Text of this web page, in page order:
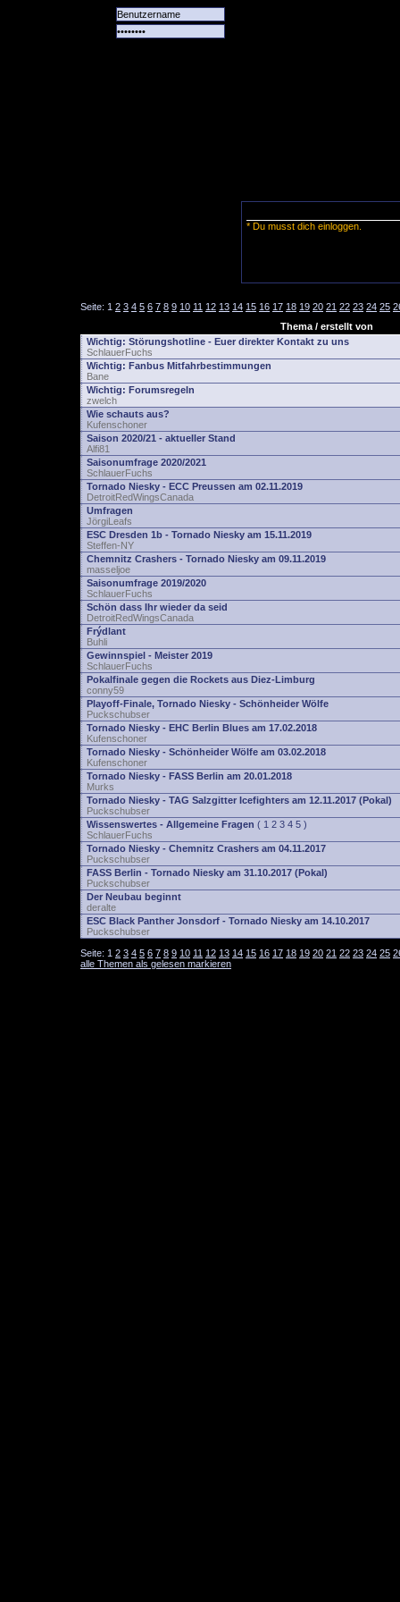
* Du musst dich einloggen.
Seite: 1 2 3 4 5 6 7 8 9 10 11 12 13 14 15 16 17 18 19 20 21 22 23 24 25
Thema / erstellt von
Wichtig: Störungshotline - Euer direkter Kontakt zu uns
SchlauerFuchs
Wichtig: Fanbus Mitfahrbestimmungen
Bane
Wichtig: Forumsregeln
zwelch
Wie schauts aus?
Kufenschoner
Saison 2020/21 - aktueller Stand
Alfi81
Saisonumfrage 2020/2021
SchlauerFuchs
Tornado Niesky - ECC Preussen am 02.11.2019
DetroitRedWingsCanada
Umfragen
JörgiLeafs
ESC Dresden 1b - Tornado Niesky am 15.11.2019
Steffen-NY
Chemnitz Crashers - Tornado Niesky am 09.11.2019
masseljoe
Saisonumfrage 2019/2020
SchlauerFuchs
Schön dass Ihr wieder da seid
DetroitRedWingsCanada
Frýdlant
Buhli
Gewinnspiel - Meister 2019
SchlauerFuchs
Pokalfinale gegen die Rockets aus Diez-Limburg
conny59
Playoff-Finale, Tornado Niesky - Schönheider Wölfe
Puckschubser
Tornado Niesky - EHC Berlin Blues am 17.02.2018
Kufenschoner
Tornado Niesky - Schönheider Wölfe am 03.02.2018
Kufenschoner
Tornado Niesky - FASS Berlin am 20.01.2018
Murks
Tornado Niesky - TAG Salzgitter Icefighters am 12.11.2017 (Pokal)
Puckschubser
Wissenswertes - Allgemeine Fragen ( 1 2 3 4 5 )
SchlauerFuchs
Tornado Niesky - Chemnitz Crashers am 04.11.2017
Puckschubser
FASS Berlin - Tornado Niesky am 31.10.2017 (Pokal)
Puckschubser
Der Neubau beginnt
deralte
ESC Black Panther Jonsdorf - Tornado Niesky am 14.10.2017
Puckschubser
Seite: 1 2 3 4 5 6 7 8 9 10 11 12 13 14 15 16 17 18 19 20 21 22 23 24 25
alle Themen als gelesen markieren